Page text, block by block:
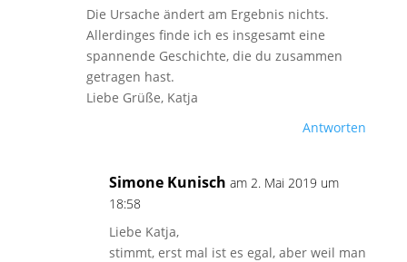
Die Ursache ändert am Ergebnis nichts.
Allerdinges finde ich es insgesamt eine
spannende Geschichte, die du zusammen
getragen hast.
Liebe Grüße, Katja
Antworten
Simone Kunisch am 2. Mai 2019 um
18:58
Liebe Katja,
stimmt, erst mal ist es egal, aber weil man